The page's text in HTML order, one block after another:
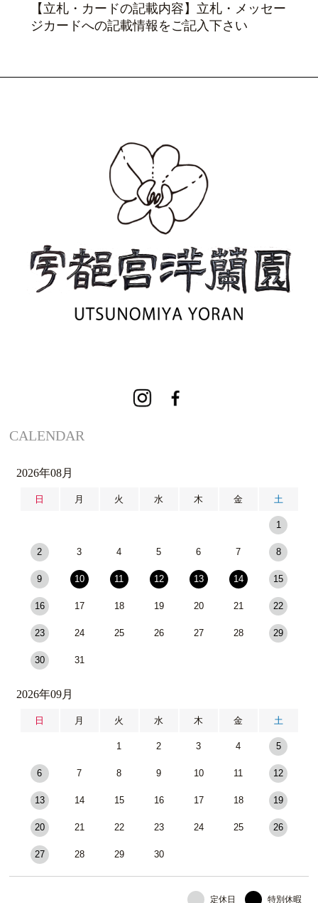
【立札・カードの記載内容】立札・メッセー
ジカードへの記載情報をご記入下さい
CALENDAR
2026年08月
日 月 火 水 木 金 土
1
2 3 4 5 6 7 8
9 10 11 12 13 14 15
16 17 18 19 20 21 22
23 24 25 26 27 28 29
30 31
2026年09月
日 月 火 水 木 金 土
1 2 3 4 5
6 7 8 9 10 11 12
13 14 15 16 17 18 19
20 21 22 23 24 25 26
27 28 29 30
定休日 特別休暇